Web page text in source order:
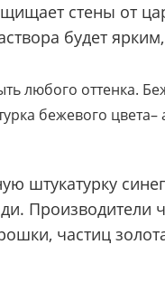
стены от
будет
любого оттенка.
бежевого
штукатурку
Производители
частиц